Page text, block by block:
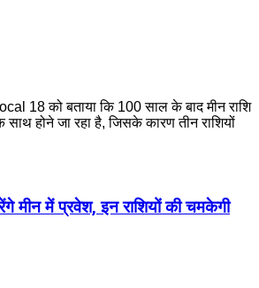
18 को बताया कि 100 साल के बाद मीन राशि
साथ होने जा रहा है, जिसके कारण तीन राशियों
मीन में प्रवेश, इन राशियों की चमकेगी